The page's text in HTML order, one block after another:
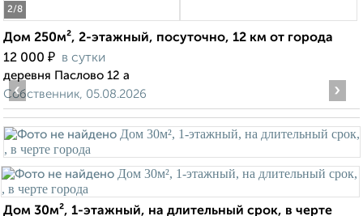
2/8
Дом 250м², 2-этажный, посуточно, 12 км от города
12 000 ₽ в сутки
деревня Паслово 12 а
Собственник, 05.08.2026
‹ ›
Дом 30м², 1-этажный, на длительный срок, в черте